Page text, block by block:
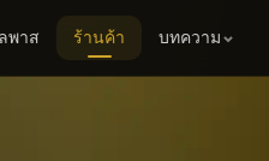
พาส ร้านค้า บทความ